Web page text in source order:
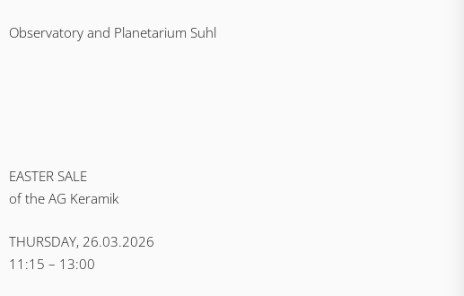
Observatory and Planetarium Suhl
EASTER SALE
of the AG Keramik
THURSDAY, 26.03.2026
11:15 – 13:00